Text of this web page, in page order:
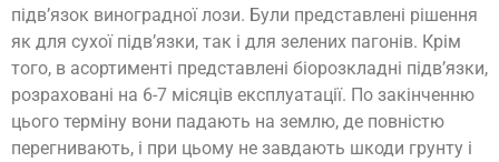
підв’язок виноградної лози. Були представлені рішення
як для сухої підв’язки, так і для зелених пагонів. Крім
того, в асортименті представлені біорозкладні підв’язки,
розраховані на 6-7 місяців експлуатації. По закінченню
цього терміну вони падають на землю, де повністю
перегнивають, і при цьому не завдають шкоди грунту і